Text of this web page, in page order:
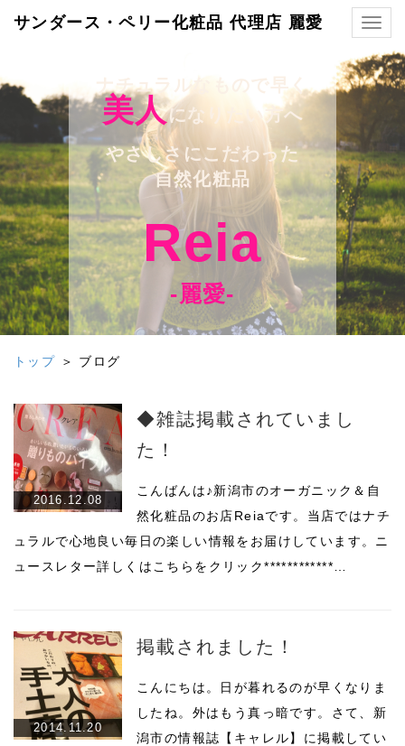
サンダース・ペリー化粧品 代理店 麗愛
ナチュラルなもので早く
美人になりたい方へ
やさしさにこだわった
自然化粧品
Reia
-麗愛-
トップ ＞ ブログ
2016.12.08
◆雑誌掲載されていまし
た！
こんばんは♪新潟市のオーガニック＆自
然化粧品のお店Reiaです。当店ではナチ
ュラルで心地良い毎日の楽しい情報をお届けしています。ニ
ュースレター詳しくはこちらをクリック************…
2014.11.20
掲載されました！
こんにちは。日が暮れるのが早くなりま
したね。外はもう真っ暗です。さて、新
潟市の情報誌【キャレル】に掲載してい